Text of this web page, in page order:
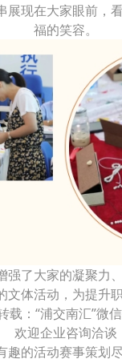
现在大家眼前，
福的笑容。
了大家的凝聚力
体活动，为提升
载：“浦交南汇”微
欢迎企业咨询洽谈
趣的活动赛事策划